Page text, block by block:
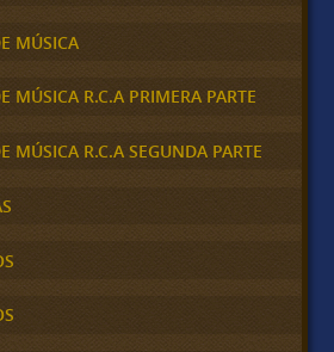
MÚSICA
MÚSICA R.C.A PRIMERA PARTE
MÚSICA R.C.A SEGUNDA PARTE